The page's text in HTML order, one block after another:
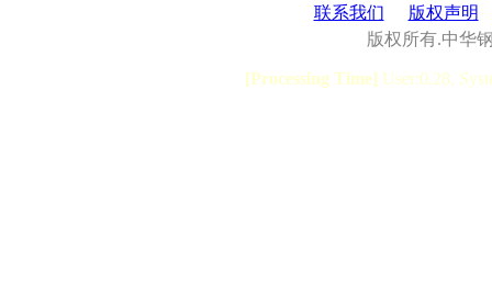
联系我们
版权声明
版权所有.中华
[Processing Time] User:0.28,